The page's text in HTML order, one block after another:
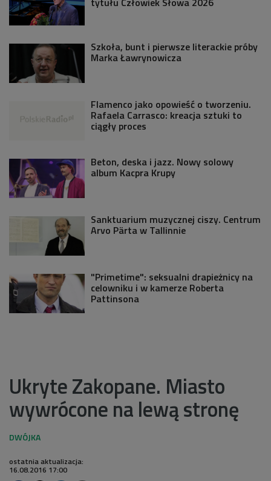
Szkoła, bunt i pierwsze literackie próby
Marka Ławrynowicza
Flamenco jako opowieść o tworzeniu.
Rafaela Carrasco: kreacja sztuki to
ciągły proces
Beton, deska i jazz. Nowy solowy
album Kacpra Krupy
Sanktuarium muzycznej ciszy. Centrum
Arvo Pärta w Tallinnie
"Primetime": seksualni drapieżnicy na
celowniku i w kamerze Roberta
Pattinsona
Ukryte Zakopane. Miasto
wywrócone na lewą stronę
ostatnia aktualizacja:
16.08.2016 17:00